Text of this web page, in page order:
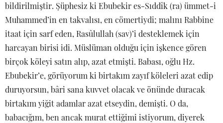
bildirilmiştir. Şüphesiz ki Ebubekir es-Sıddîk (ra) ümmet-i
Muhammed’in en takvalısı, en cömertiydi; malını Rabbine
itaat için sarf eden, Rasûlullah (sav)’i desteklemek için
harcayan birisi idi. Müslüman olduğu için işkence gören
birçok köleyi satın alıp, azat etmişti. Babası, oğlu Hz.
Ebubekir’e, görüyorum ki birtakım zayıf köleleri azat edip
duruyorsun, bâri sana kuvvet olacak ve önünde duracak
birtakım yiğit adamlar azat etseydin, demişti. O da,
babacığım, ben ancak murat ettiğimi istiyorum, diyerek